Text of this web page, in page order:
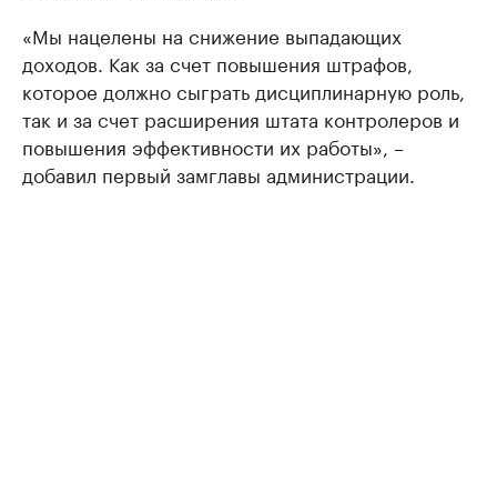
«Мы нацелены на снижение выпадающих
доходов. Как за счет повышения штрафов,
которое должно сыграть дисциплинарную роль,
так и за счет расширения штата контролеров и
повышения эффективности их работы», –
добавил первый замглавы администрации.